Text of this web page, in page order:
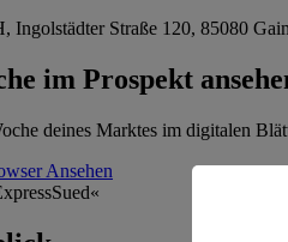
Straße 120, 85080
im Prospekt
deines Marktes im digitalen
Ansehen